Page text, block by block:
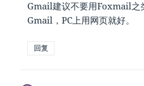
Gmail建议不要用Foxmail之
Gmail，PC上用网页就好。
回复